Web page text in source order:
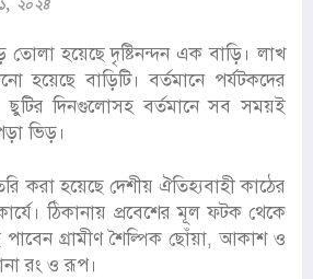
২০২৪
হয়েছে দৃষ্টিনন্দন এক বাড়ি। লাখ
হয়েছে বাড়িটি। বর্তমানে পর্যটকদের
ছুটির দিনগুলোসহ বর্তমানে সব সময়ই
ভিড়।
করা হয়েছে দেশীয় ঐতিহ্যবাহী কাঠের
ঠিকানায় প্রবেশের মূল ফটক থেকে
গ্রামীণ শৈল্পিক ছোঁয়া, আকাশ ও
রং ও রূপ।